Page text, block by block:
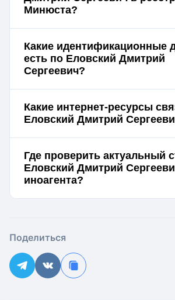
Минюста?
Какие идентификационные
есть по Еловский Дмитрий
Сергеевич?
Какие интернет-ресурсы
Еловский Дмитрий
Где проверить актуальный
Еловский Дмитрий
иноагента?
Поделиться